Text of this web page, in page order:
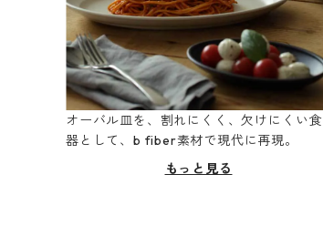
オーバル皿を、割れにくく、欠けにくい食
器として、b fiber素材で現代に再現。
もっと見る